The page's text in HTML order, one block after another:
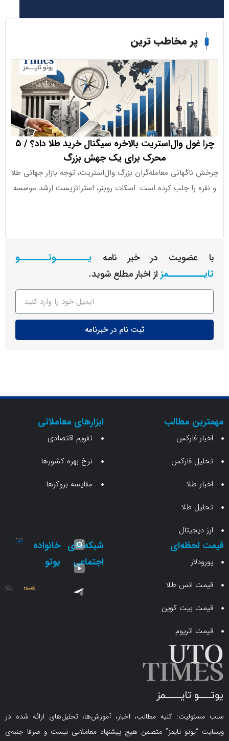
پر مخاطب ترین
چرا غول وال‌استریت بالاخره سیگنال خرید طلا داد؟ / ۵
محرک برای یک جهش بزرگ
معامله‌گران بزرگ وال‌استریت، توجه بازار جهانی طلا
را جلب کرده است. اسکات روبنر، استراتژیست ارشد موسسه
ورود ۱.۱ میلیارد دلار به ETFهای کریپتو در هفته اخیر
جذب
در خبر نامه
یـــــــــوتــــــــو
از اخبار مطلع شوید.
ثبت نام در خبرنامه
مطالب
فارکس
فارکس
ابزارهای معاملاتی
تقویم اقتصادی
نرخ بهره کشورها
مقایسه بروکرها
انس طلا
بیت کوین
شبکه‌های خانواده
یوتو
کلیه مطالب، اخبار، آموزش‌ها، تحلیل‌های ارائه شده در
تایمز” متضمن هیچ پیشنهاد معاملاتی نیست و صرفا جنبه‌ی